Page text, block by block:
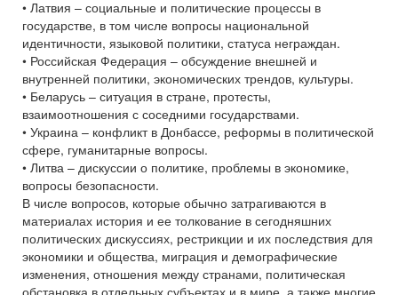
• Латвия – социальные и политические процессы в
государстве, в том числе вопросы национальной
идентичности, языковой политики, статуса неграждан.
• Российская Федерация – обсуждение внешней и
внутренней политики, экономических трендов, культуры.
• Беларусь – ситуация в стране, протесты,
взаимоотношения с соседними государствами.
• Украина – конфликт в Донбассе, реформы в политической
сфере, гуманитарные вопросы.
• Литва – дискуссии о политике, проблемы в экономике,
вопросы безопасности.
В числе вопросов, которые обычно затрагиваются в
материалах история и ее толкование в сегодняшних
политических дискуссиях, рестрикции и их последствия для
экономики и общества, миграция и демографические
изменения, отношения между странами, политическая
обстановка в отдельных субъектах и в мире, а также многие